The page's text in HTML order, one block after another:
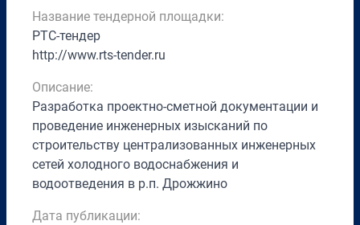
Название тендерной площадки:
РТС-тендер
http://www.rts-tender.ru
Описание:
Разработка проектно-сметной документации и
проведение инженерных изысканий по
строительству централизованных инженерных
сетей холодного водоснабжения и
водоотведения в р.п. Дрожжино
Дата публикации: